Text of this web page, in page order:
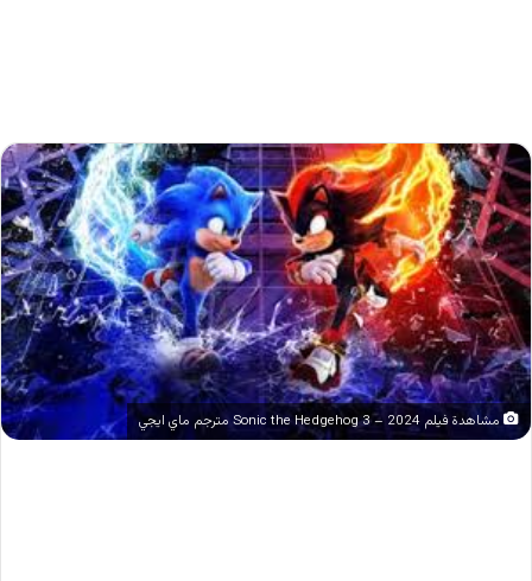
مشاهدة فيلم Sonic the Hedgehog 3 – 2024 مترجم ماي ايجي